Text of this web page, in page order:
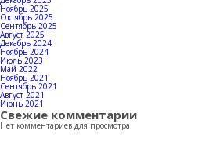
Ноябрь 2025
Октябрь 2025
Сентябрь 2025
Август 2025
Декабрь 2024
Ноябрь 2024
Июль 2023
Май 2022
Ноябрь 2021
Сентябрь 2021
Август 2021
Июнь 2021
Свежие комментарии
Нет комментариев для просмотра.